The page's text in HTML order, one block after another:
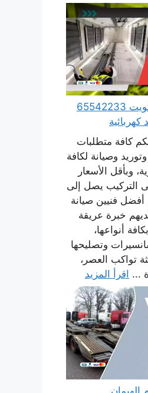
صيانة مصاعد في الكويت 65542233
كافة متطلبات
وصيانة لكافة
وبأقل الأسعار
التركيب يصل إلى
أفضل فنيين صيانة
خبرة عريقة
أنواعها،
وتصليحها
تواكب العصر،
... اقرأ المزيد